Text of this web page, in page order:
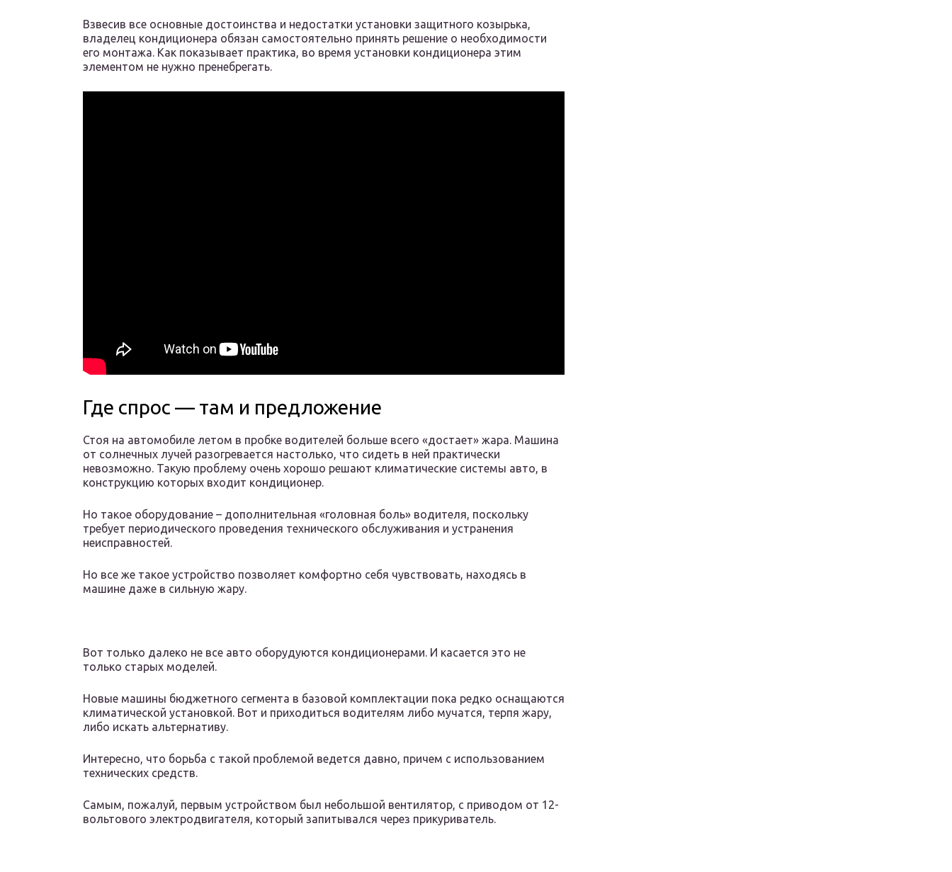
Взвесив все основные достоинства и недостатки установки защитного козырька,
владелец кондиционера обязан самостоятельно принять решение о необходимости
его монтажа. Как показывает практика, во время установки кондиционера этим
элементом не нужно пренебрегать.
Где спрос — там и предложение
Стоя на автомобиле летом в пробке водителей больше всего «достает» жара. Машина
от солнечных лучей разогревается настолько, что сидеть в ней практически
невозможно. Такую проблему очень хорошо решают климатические системы авто, в
конструкцию которых входит кондиционер.
Но такое оборудование – дополнительная «головная боль» водителя, поскольку
требует периодического проведения технического обслуживания и устранения
неисправностей.
Но все же такое устройство позволяет комфортно себя чувствовать, находясь в
машине даже в сильную жару.
Вот только далеко не все авто оборудуются кондиционерами. И касается это не
только старых моделей.
Новые машины бюджетного сегмента в базовой комплектации пока редко оснащаются
климатической установкой. Вот и приходиться водителям либо мучатся, терпя жару,
либо искать альтернативу.
Интересно, что борьба с такой проблемой ведется давно, причем с использованием
технических средств.
Самым, пожалуй, первым устройством был небольшой вентилятор, с приводом от 12-
вольтового электродвигателя, который запитывался через прикуриватель.